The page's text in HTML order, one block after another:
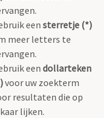
eensterretje (*)
meer letters te
eendollarteken
voor uw zoekterm
resultaten die op
lijken.